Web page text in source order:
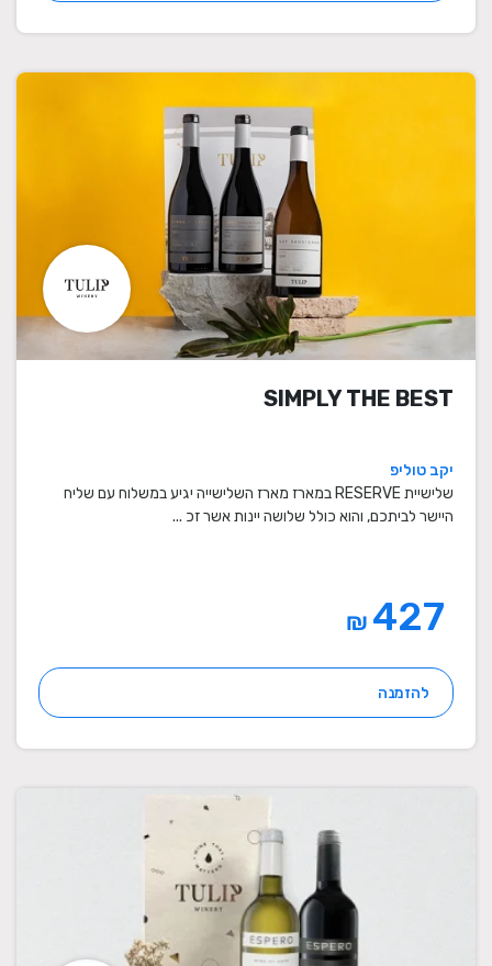
SIMPLY THE BEST
יקב טוליפ
שלישיית RESERVE במארז מארז השלישייה יגיע במשלוח עם שליח
היישר לביתכם, והוא כולל שלושה יינות אשר זכ ...
₪
להזמנה